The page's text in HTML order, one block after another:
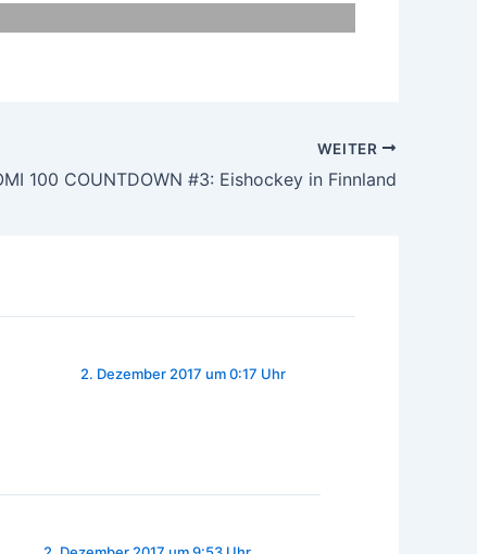
WEITER
100 COUNTDOWN #3: Eishockey in Finnland
2. Dezember 2017 um 0:17 Uhr